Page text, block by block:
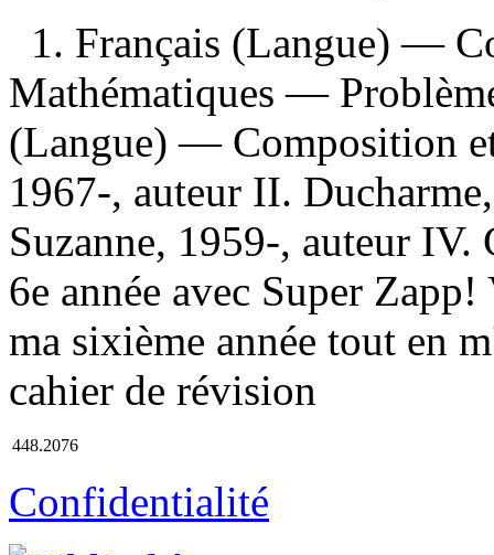
1. Français (Langue) —
Mathématiques —
(Langue) — Composition
1967-, auteur II.
Suzanne, 1959-, auteur IV.
6e année avec Super
ma sixième année tout en
cahier de révision
448.2076
Confidentialité